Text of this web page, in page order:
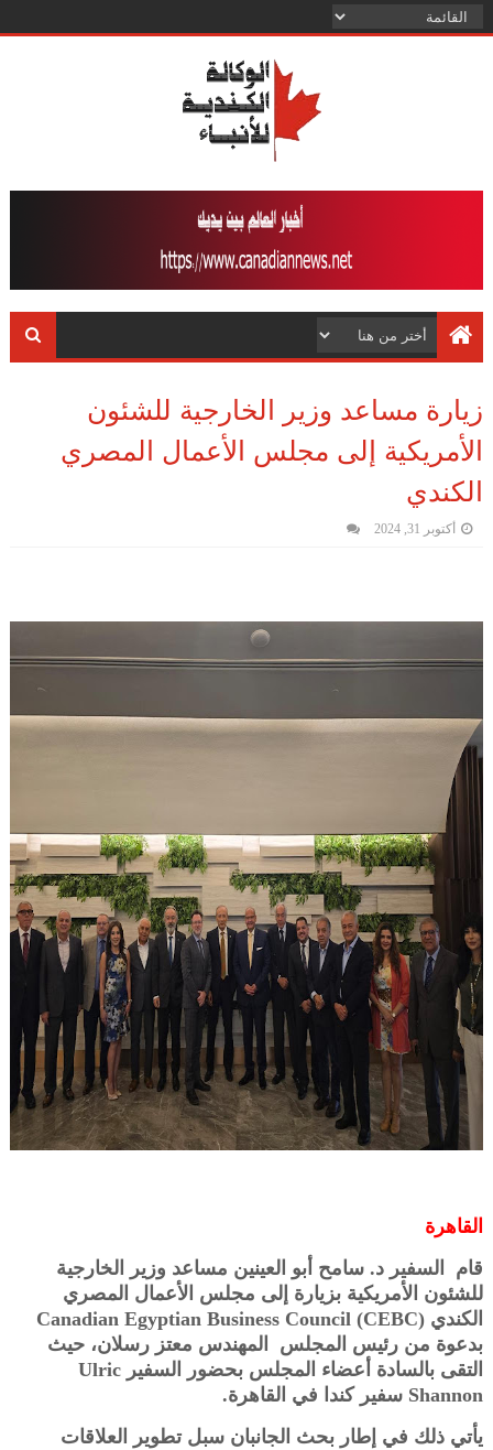
زيارة مساعد وزير الخارجية للشئون
الأمريكية إلى مجلس الأعمال المصري
الكندي
أكتوبر 31, 2024
القاهرة
قام السفير د. سامح أبو العينين مساعد وزير الخارجية
للشئون الأمريكية بزيارة إلى مجلس الأعمال المصري
الكندي Canadian Egyptian Business Council (CEBC)
بدعوة من رئيس المجلس المهندس معتز رسلان، حيث
التقى بالسادة أعضاء المجلس بحضور السفير Ulric
Shannon سفير كندا في القاهرة.
يأتي ذلك في إطار بحث الجانبان سبل تطوير العلاقات